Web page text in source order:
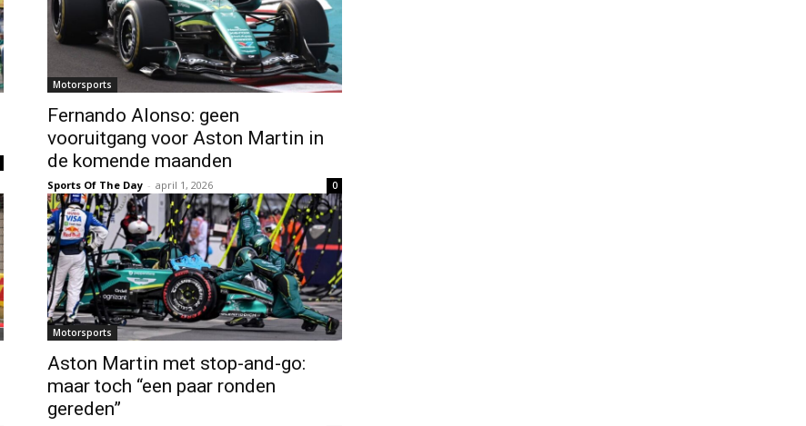
Motorsports
Fernando Alonso: geen
vooruitgang voor Aston Martin in
de komende maanden
Sports Of The Day - april 1, 2026 0
Motorsports
Aston Martin met stop-and-go:
maar toch “een paar ronden
gereden”